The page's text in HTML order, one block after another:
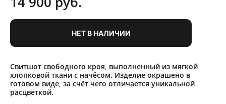
НЕТ В НАЛИЧИИ
Свитшот свободного кроя, выполненный из мягкой
хлопковой ткани с начёсом. Изделие окрашено в
готовом виде, за счёт чего отличается уникальной
расцветкой.